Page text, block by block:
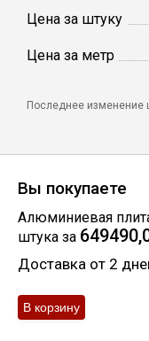
Сетка
Цена за штуку
Цена за метр
Последнее изменение
Вы покупаете
Алюминиевая
штука за
Доставка от 2